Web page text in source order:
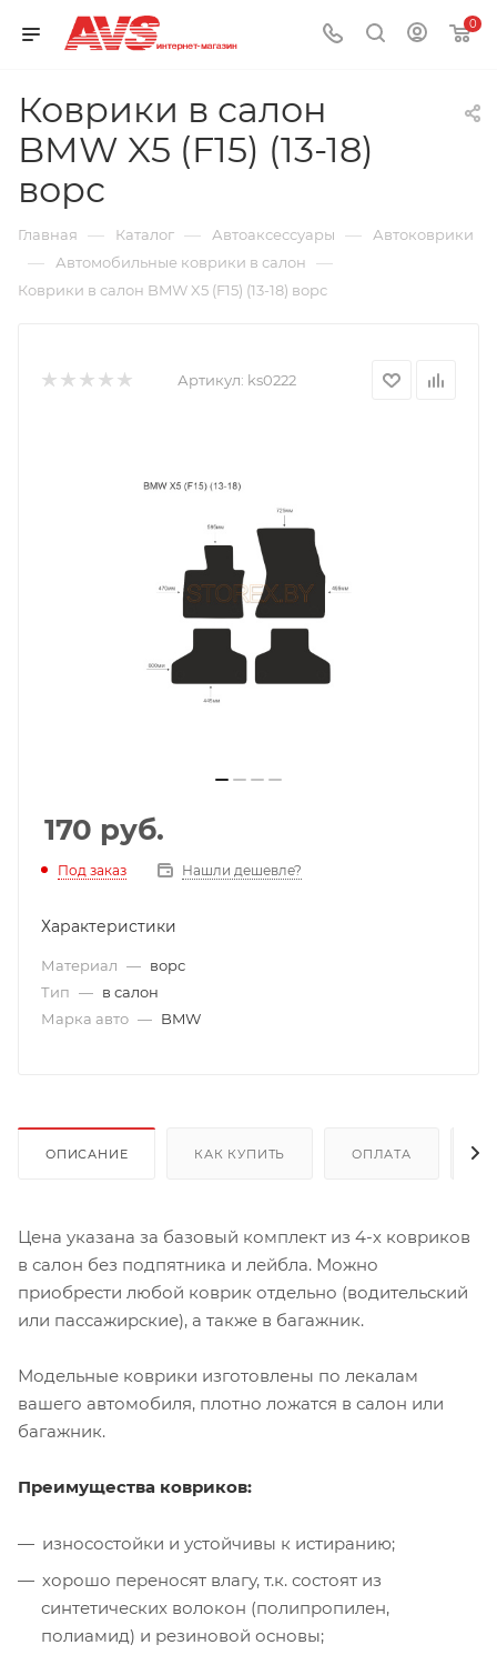
0
Коврики в салон
BMW X5 (F15) (13-18)
ворс
Главная — Каталог — Автоаксессуары — Автоковрики
— Автомобильные коврики в салон —
Коврики в салон BMW X5 (F15) (13-18) ворс
Артикул: ks0222
170 руб.
Под заказ Нашли дешевле?
Характеристики
Материал — ворс
Тип — в салон
Марка авто — BMW
ОПИСАНИЕ КАК КУПИТЬ ОПЛАТА
Цена указана за базовый комплект из 4-х ковриков
в салон без подпятника и лейбла. Можно
приобрести любой коврик отдельно (водительский
или пассажирские), а также в багажник.
Модельные коврики изготовлены по лекалам
вашего автомобиля, плотно ложатся в салон или
багажник.
Преимущества ковриков:
износостойки и устойчивы к истиранию;
хорошо переносят влагу, т.к. состоят из
синтетических волокон (полипропилен,
полиамид) и резиновой основы;